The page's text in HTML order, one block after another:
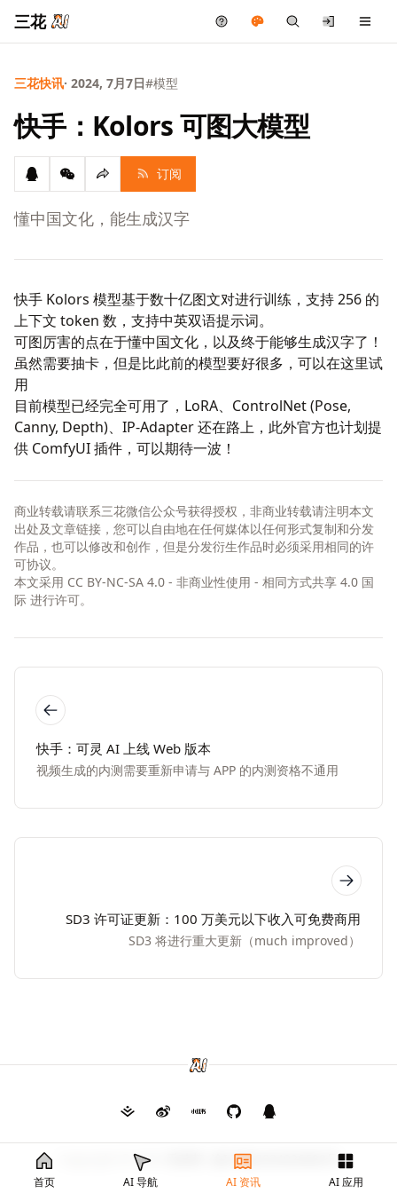
三花
三花快讯· 2024, 7月7日#模型
快手：Kolors 可图大模型
订阅
懂中国文化，能生成汉字
快手 Kolors 模型基于数十亿图文对进行训练，支持 256 的
上下文 token 数，支持中英双语提示词。
可图厉害的点在于懂中国文化，以及终于能够生成汉字了！
虽然需要抽卡，但是比此前的模型要好很多，可以在这里试
用
目前模型已经完全可用了，LoRA、ControlNet (Pose,
Canny, Depth)、IP-Adapter 还在路上，此外官方也计划提
供 ComfyUI 插件，可以期待一波！
商业转载请联系三花微信公众号获得授权，非商业转载请注明本文
出处及文章链接，您可以自由地在任何媒体以任何形式复制和分发
作品，也可以修改和创作，但是分发衍生作品时必须采用相同的许
可协议。
本文采用 CC BY-NC-SA 4.0 - 非商业性使用 - 相同方式共享 4.0 国
际 进行许可。
快手：可灵 AI 上线 Web 版本
视频生成的内测需要重新申请与 APP 的内测资格不通用
SD3 许可证更新：100 万美元以下收入可免费商用
SD3 将进行重大更新（much improved）
首页 AI 导航 AI 资讯 AI 应用
Copyright © 2026 渝ICP备2024026682号